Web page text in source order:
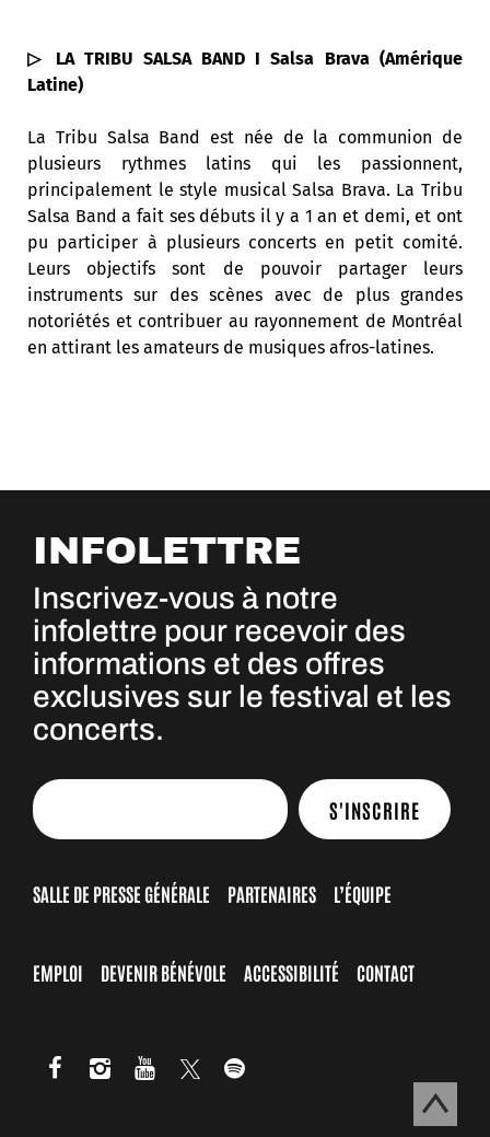
▷ LA TRIBU SALSA BAND I Salsa Brava (Amérique
Latine)
La Tribu Salsa Band est née de la communion de
plusieurs rythmes latins qui les passionnent,
principalement le style musical Salsa Brava. La Tribu
Salsa Band a fait ses débuts il y a 1 an et demi, et ont
pu participer à plusieurs concerts en petit comité.
Leurs objectifs sont de pouvoir partager leurs
instruments sur des scènes avec de plus grandes
notoriétés et contribuer au rayonnement de Montréal
en attirant les amateurs de musiques afros-latines.
INFOLETTRE
Inscrivez-vous à notre
infolettre pour recevoir des
informations et des offres
exclusives sur le festival et les
concerts.
S'INSCRIRE
SALLE DE PRESSE GÉNÉRALE PARTENAIRES L’ÉQUIPE
EMPLOI DEVENIR BÉNÉVOLE ACCESSIBILITÉ CONTACT